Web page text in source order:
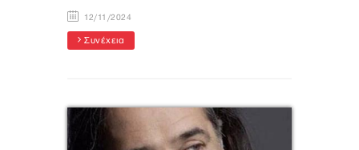
12/11/2024
Συνέχεια